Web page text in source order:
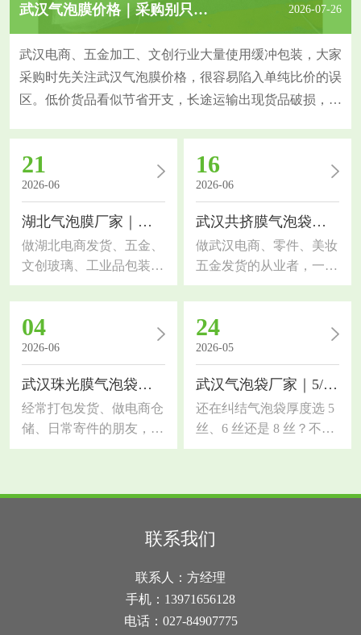
武汉气泡膜价格｜采购别只比价，这几个指标更关键 2026-07-26
武汉电商、五金加工、文创行业大量使用缓冲包装，大家
采购时先关注武汉气泡膜价格，很容易陷入单纯比价的误
区。低价货品看似节省开支，长途运输出现货品破损，反
韧性强、抗穿刺，挤压后不易瘪泡；回收料薄膜偏脆，短
途尚可，长途物流缓冲效果大打折扣。同样的报价，膜克
重、气泡大小存在差异，直观感受很难分辨，也是价格差
21
2026-06
湖北气泡膜厂家｜包装选材干货，电商工厂通用指南
做湖北电商发货、五金、
文创玻璃、工业品包装的
朋友，对缓冲气泡膜的需
求一定很大。市面上气泡
膜质量参差不齐，选错容
易出现货品破损、受潮、
抗压性差等问题。今天结
合本地行业需求，科普湖
北气泡膜厂家选材知识，
帮大家分清优劣、选对适
配品类，降低包装损耗和
防震、缓冲效果，同时具
备防水、防潮、防刮花的
碎、易损、货品的运输包
16
2026-06
武汉共挤膜气泡袋｜包装选材干货，电商工厂都适用
做武汉电商、零件、美妆
五金发货的从业者，一定
要了解武汉共挤膜气泡
袋，作为缓冲包装材料，
对比普通珠光气泡袋防护
能力提升一大截，今天拆
解材质优势、适用行业和
选材技巧。传统单层气泡
袋韧性差，尖锐五金、玻
璃制品易刺破，而共挤膜
采用多层复合共挤工艺，
密闭遮光，具备防水防
潮、防静电多重功能。武
输易淋雨，这款包装滴水
不透，能
04
2026-06
武汉珠光膜气泡袋｜和普通气泡袋、快递袋的区别
经常打包发货、做电商仓
储、日常寄件的朋友，大
概率都纠结过包装选材！
得相似，实际材质、防护
效果、颜值和适用场景差
距超大。选错包装要么货
品磕碰破损，要么过度包
装浪费成本，今天一次性
讲透三者核心区别，新手
24
2026-05
武汉气泡袋厂家｜5/6/8 丝怎么选？一篇讲透
还在纠结气泡袋厚度选 5
丝、6 丝还是 8 丝？不同
厚度防护力和成本差很
操经验，帮你理清 3 种常
用厚度的用途差别，新手
也能快速选对先搞懂基础
韧性越强、防护越好，价
联系我们
联系人：方经理
手机：13971656128
电话：027-84907775